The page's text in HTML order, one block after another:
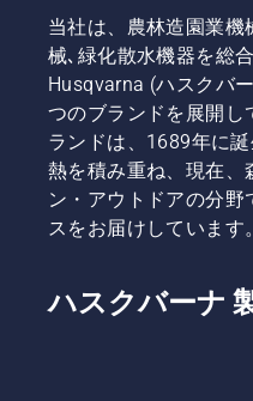
当社は、農林造園業
械､緑化散水機器を総
Husqvarna (ハスクバ
つのブランドを展開し
ランドは、1689年に
熱を積み重ね、現在、
ン・アウトドアの分
スをお届けしています。
ハスクバーナ